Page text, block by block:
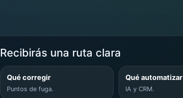
Recibirás una ruta clara
Qué corregir
Puntos de fuga.
Qué automatizar
IA y CRM.